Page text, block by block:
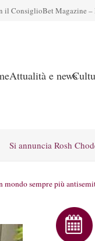
il ConsiglioBet Magazine
Attualità e news
Si annuncia Rosh
mondo sempre più